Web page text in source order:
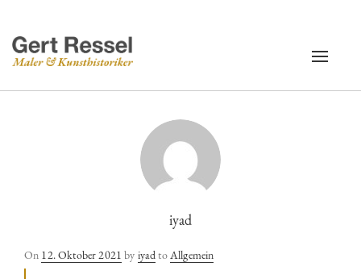
Toggle
iyad
On Posted
12. Oktober 2021 by iyadtoAllgemein